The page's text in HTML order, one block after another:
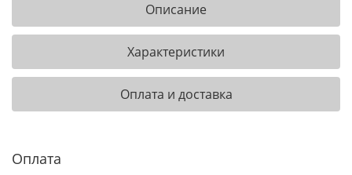
Описание
Характеристики
Оплата и доставка
Оплата